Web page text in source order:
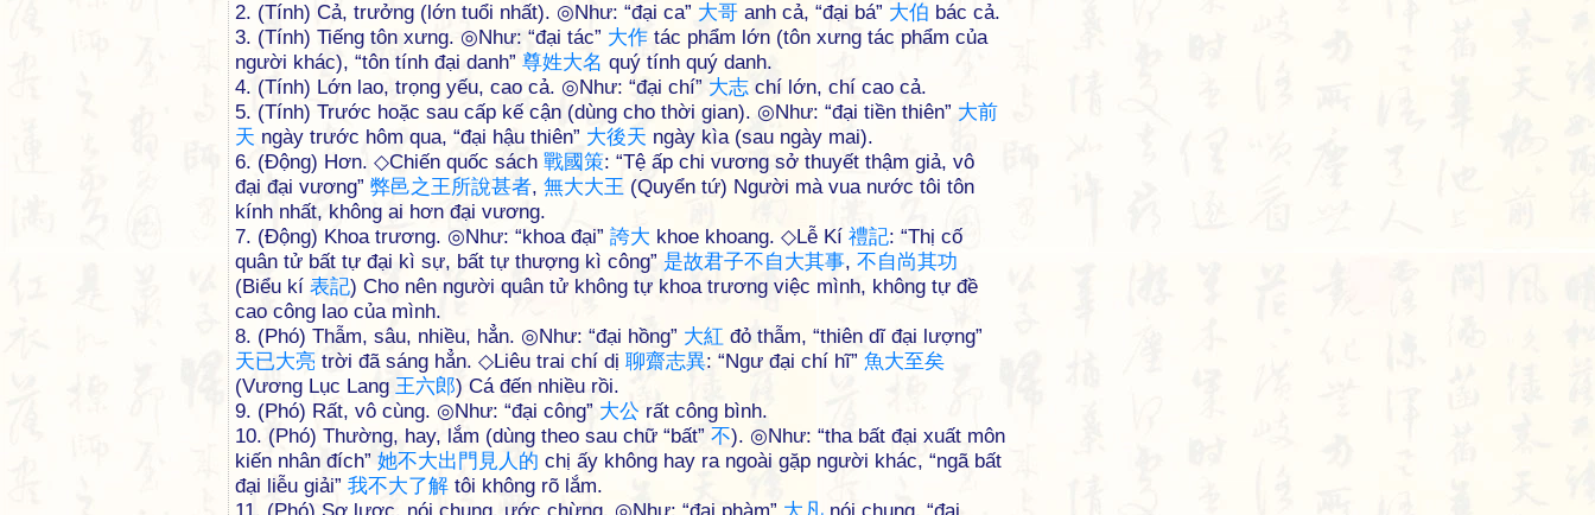
2. (Tính) Cả, trưởng (lớn tuổi nhất). ◎Như: “đại ca” 大哥 anh cả, “đại bá” 大伯 bác cả.
3. (Tính) Tiếng tôn xưng. ◎Như: “đại tác” 大作 tác phẩm lớn (tôn xưng tác phẩm của
người khác), “tôn tính đại danh” 尊姓大名 quý tính quý danh.
4. (Tính) Lớn lao, trọng yếu, cao cả. ◎Như: “đại chí” 大志 chí lớn, chí cao cả.
5. (Tính) Trước hoặc sau cấp kế cận (dùng cho thời gian). ◎Như: “đại tiền thiên” 大前
天 ngày trước hôm qua, “đại hậu thiên” 大後天 ngày kìa (sau ngày mai).
6. (Động) Hơn. ◇Chiến quốc sách 戰國策: “Tệ ấp chi vương sở thuyết thậm giả, vô
đại đại vương” 弊邑之王所說甚者, 無大大王 (Quyển tứ) Người mà vua nước tôi tôn
kính nhất, không ai hơn đại vương.
7. (Động) Khoa trương. ◎Như: “khoa đại” 誇大 khoe khoang. ◇Lễ Kí 禮記: “Thị cố
quân tử bất tự đại kì sự, bất tự thượng kì công” 是故君子不自大其事, 不自尚其功
(Biểu kí 表記) Cho nên người quân tử không tự khoa trương việc mình, không tự đề
cao công lao của mình.
8. (Phó) Thẫm, sâu, nhiều, hẳn. ◎Như: “đại hồng” 大紅 đỏ thẫm, “thiên dĩ đại lượng”
天已大亮 trời đã sáng hẳn. ◇Liêu trai chí dị 聊齋志異: “Ngư đại chí hĩ” 魚大至矣
(Vương Lục Lang 王六郎) Cá đến nhiều rồi.
9. (Phó) Rất, vô cùng. ◎Như: “đại công” 大公 rất công bình.
10. (Phó) Thường, hay, lắm (dùng theo sau chữ “bất” 不). ◎Như: “tha bất đại xuất môn
kiến nhân đích” 她不大出 門 見 人 的 chị ấy không hay ra ngoài gặp người khác, “ngã bất
đại liễu giải” 我不大了解 tôi không rõ lắm.